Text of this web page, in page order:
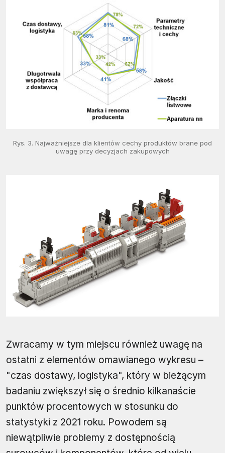
Rys. 3. Najważniejsze dla klientów cechy produktów brane pod
uwagę przy decyzjach zakupowych
Zwracamy w tym miejscu również uwagę na
ostatni z elementów omawianego wykresu –
"czas dostawy, logistyka", który w bieżącym
badaniu zwiększył się o średnio kilkanaście
punktów procentowych w stosunku do
statystyki z 2021 roku. Powodem są
niewątpliwie problemy z dostępnością